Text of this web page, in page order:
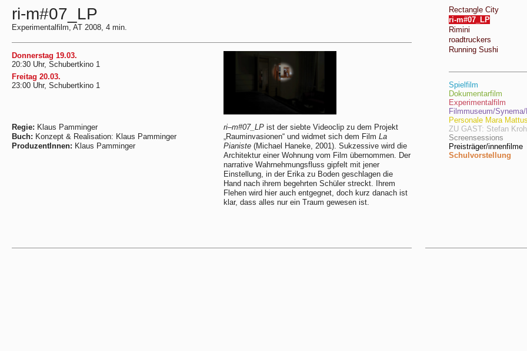
ri-m#07_LP
Experimentalfilm, AT 2008, 4 min.
Donnerstag 19.03.
20:30 Uhr, Schubertkino 1
Freitag 20.03.
23:00 Uhr, Schubertkino 1
Regie: Klaus Pamminger
Buch: Konzept & Realisation: Klaus Pamminger
ProduzentInnen: Klaus Pamminger
ri–m#07_LP ist der siebte Videoclip zu dem Projekt
„Rauminvasionen“ und widmet sich dem Film La
Pianiste (Michael Haneke, 2001). Sukzessive wird die
Architektur einer Wohnung vom Film übernommen. Der
narrative Wahrnehmungsfluss gipfelt mit jener
Einstellung, in der Erika zu Boden geschlagen die
Hand nach ihrem begehrten Schüler streckt. Ihrem
Flehen wird hier auch entgegnet, doch kurz danach ist
klar, dass alles nur ein Traum gewesen ist.
Rectangle City
ri-m#07_LP
Rimini
roadtruckers
Running Sushi
Spielfilm
Dokumentarfilm
Experimentalfilm
Filmmuseum/
Personale Mara
ZU GAST: Stefan
Screensessions
Preisträger/innenfilme
Schulvorstellung